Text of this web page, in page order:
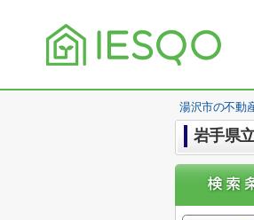
湯沢市の不動
岩手県